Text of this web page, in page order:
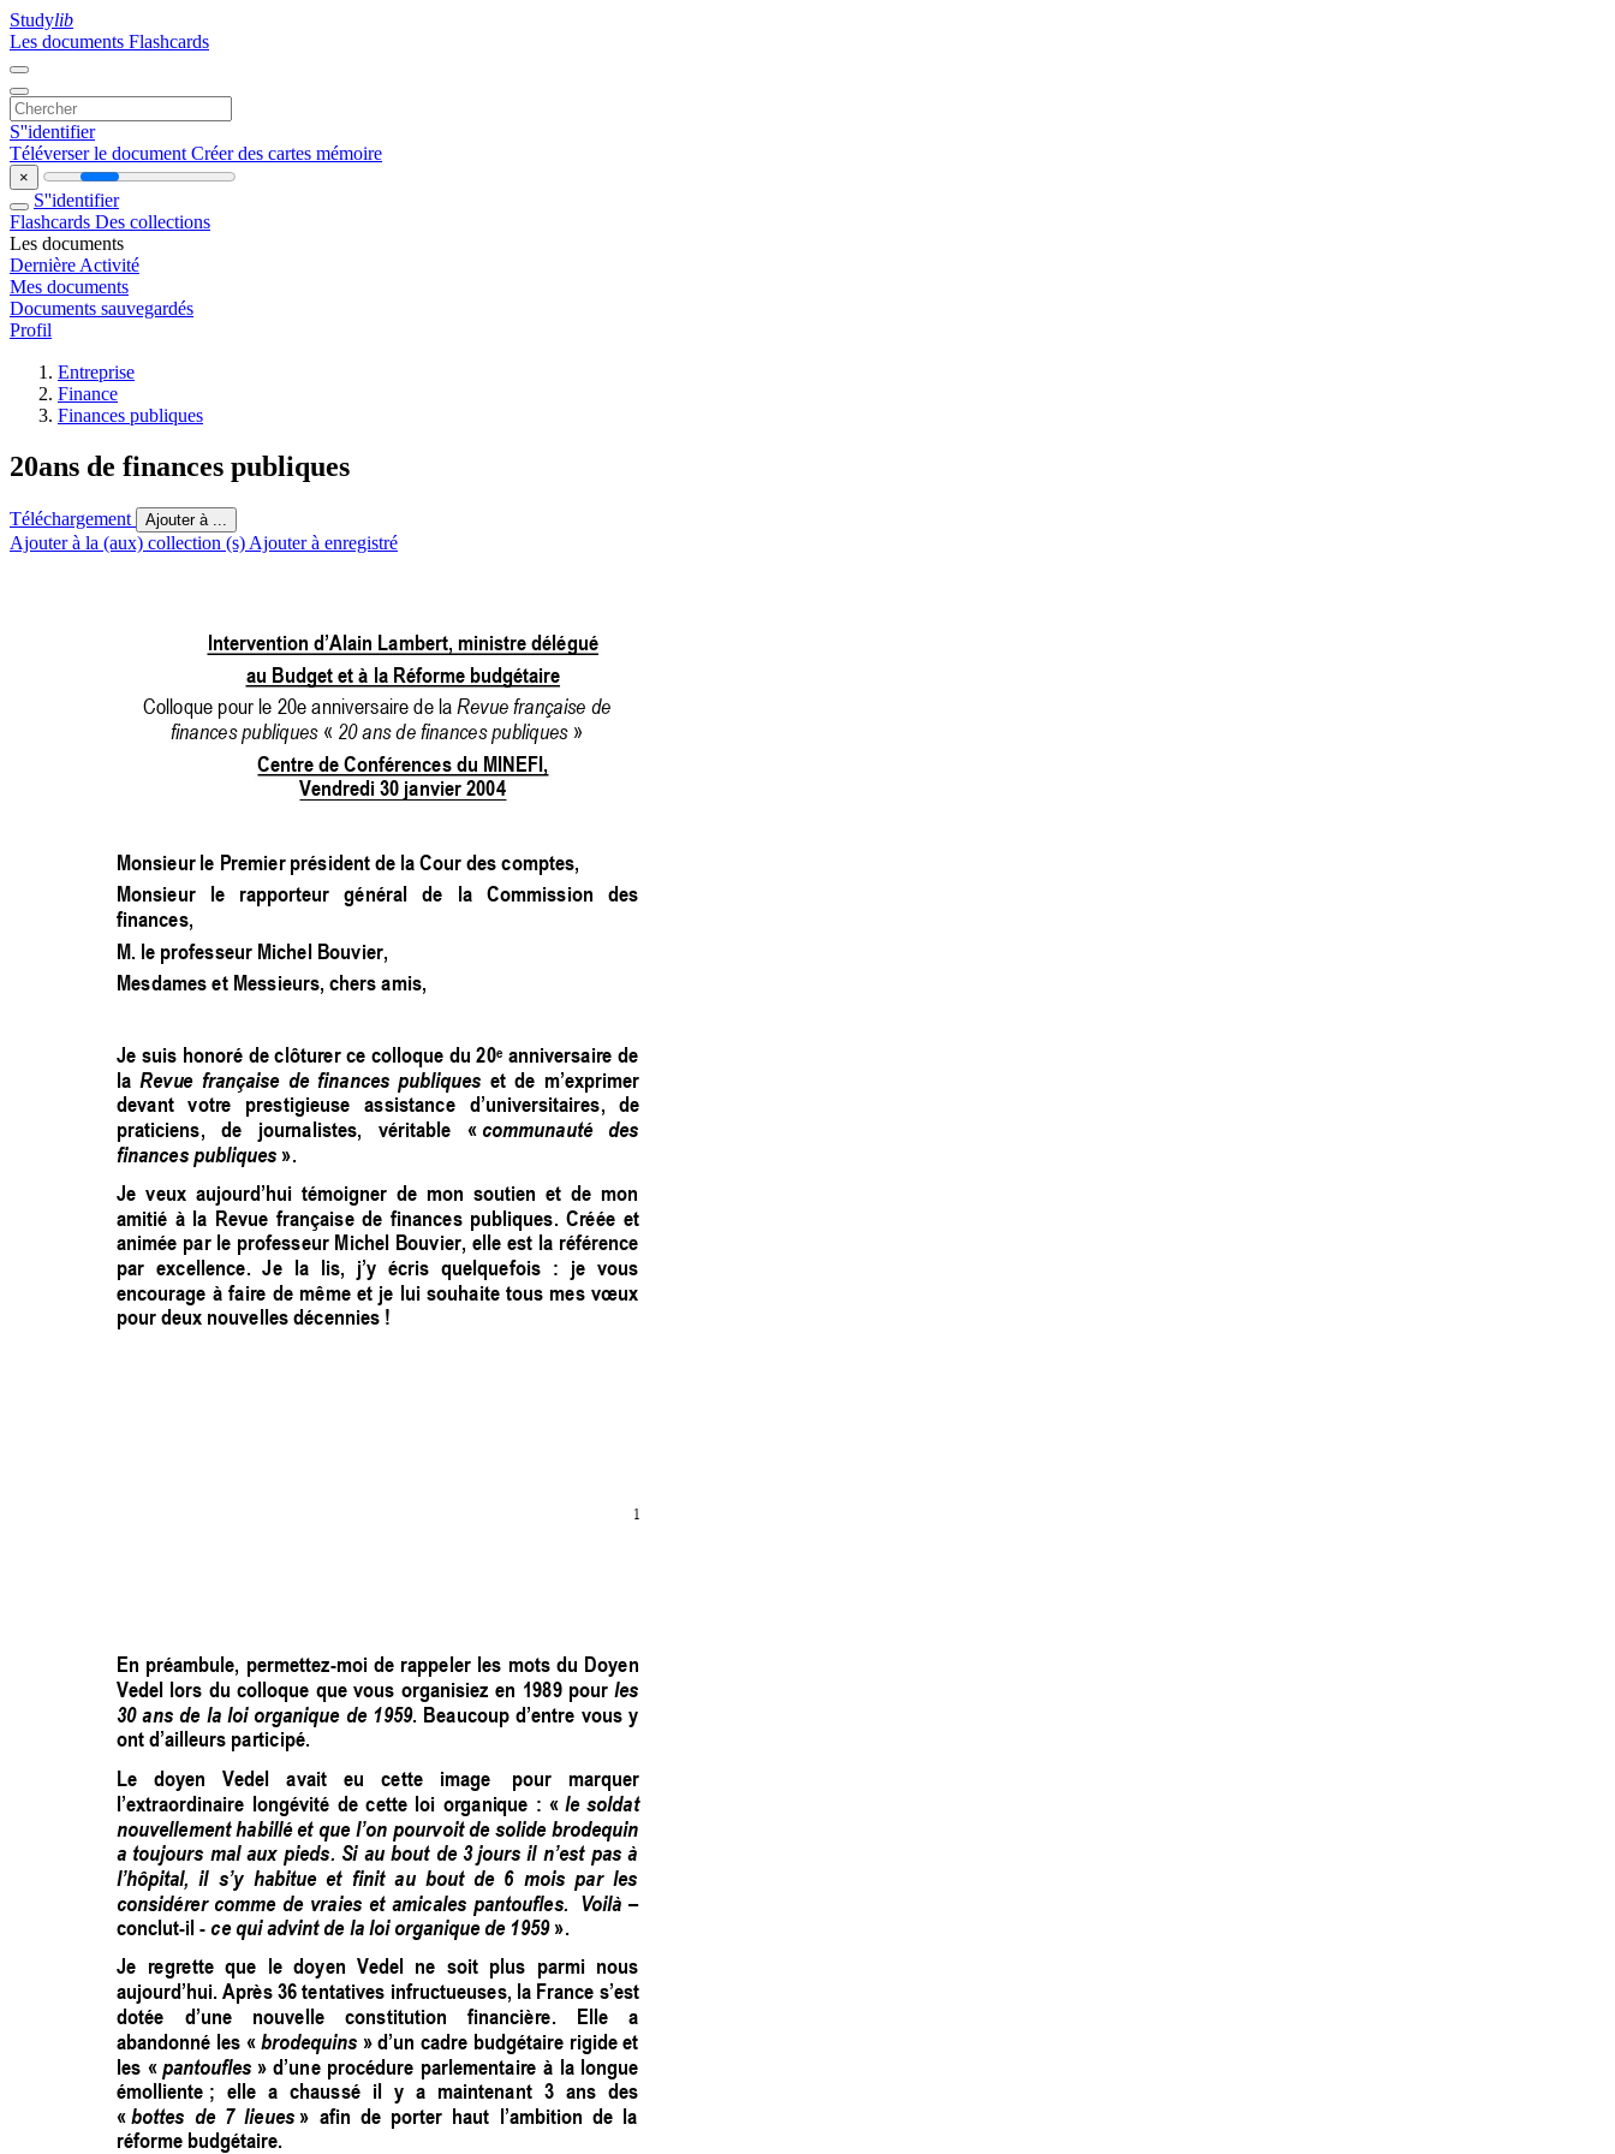
Studylib
Les documents Flashcards
S''identifier
Téléverser le document Créer des cartes mémoire
×
S''identifier
Flashcards Des collections
Les documents
Dernière Activité
Mes documents
Documents sauvegardés
Profil
Entreprise
Finance
Finances publiques
20ans de finances publiques
Téléchargement Ajouter à ...
Ajouter à la (aux) collection (s) Ajouter à enregistré
1
Monsieur le Premier président de la Cour des comptes,
Monsieur
le rapporteur général de la Commission
des
finances,
M. le professeur Michel Bouvier,
Mesdames et Messieurs, chers amis,
Je suis honoré de clôturer ce colloque du 20e anniversaire de
la Revue française de finances publiques et de m’exprimer
devant
votre prestigieuse assistance d’universitaires,
de
praticiens,
de journalistes, véritable « communauté
des
finances publiques ».
Je veux aujourd’hui témoigner  de mon soutien et de mon
amitié à la Revue française de finances publiques. Créée et
animée par le professeur Michel Bouvier, elle est la référence
par excellence. Je la lis, j’y écris quelquefois : je vous
encourage à faire de même et je lui souhaite tous mes vœux
pour deux nouvelles décennies !
Intervention d’Alain Lambert, ministre délégué
au Budget et à la Réforme budgétaire
Colloque pour le 20e anniversaire de la Revue française de
finances publiques « 20 ans de finances publiques »
Centre de Conférences du MINEFI,
Vendredi 30 janvier 2004
En préambule, permettez-moi de rappeler les mots du Doyen
Vedel
lors du colloque que vous organisiez en 1989 pour les
30 ans de la loi organique de 1959. Beaucoup d’entre vous y
ont d’ailleurs participé.
Le
doyen Vedel avait eu cette image pour
marquer
l’extraordinaire
longévité de cette loi organique : « le soldat
nouvellement habillé et que l’on pourvoit de solide brodequin
a toujours mal aux pieds. Si au bout de 3 jours il n’est pas à
l’hôpital,  il s’y habitue  et finit au  bout de  6 mois  par les
considérer comme de vraies et amicales pantoufles. Voilà –
conclut-il - ce qui advint de la loi organique de 1959 ».
Je
regrette que le doyen Vedel ne soit plus parmi nous
aujourd’hui. Après 36 tentatives infructueuses, la France s’est
dotée
d’une nouvelle constitution financière. Elle
a
abandonné les « brodequins » d’un cadre budgétaire rigide et
les « pantoufles » d’une procédure parl ementaire à la longue
émolliente ;
elle a chaussé il y a maintenant 3 ans des
« bottes  de  7  lieues » afin  de  porter  haut
l’ambition  de  la
réforme budgétaire.